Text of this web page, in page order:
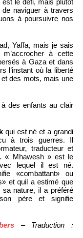
naviguer à travers
à poursuivre nos
Yaffa, mais je sais
à cette
à Gaza et dans
l’instant où la liberté
des mots, mais une
des enfants au clair
qui est né et a grandi
à trois guerres. Il
traducteur et
« Mhawesh » est le
lequel il est né.
«combattant» ou
et quil a estimé que
sa nature, il a préféré
père et signifie
– Traduction :